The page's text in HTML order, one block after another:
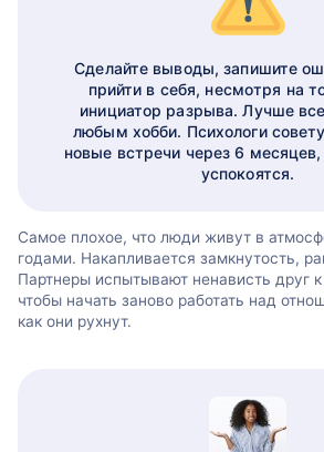
Сделайте выводы, запишите
прийти в себя, несмотря на
инициатор разрыва. Лучше
любым хобби. Психологи
новые встречи через 6
успокоятся.
Самое плохое, что люди живут в
годами. Накапливается замкнутость,
Партнеры испытывают ненависть друг
чтобы начать заново работать над
как они рухнут.